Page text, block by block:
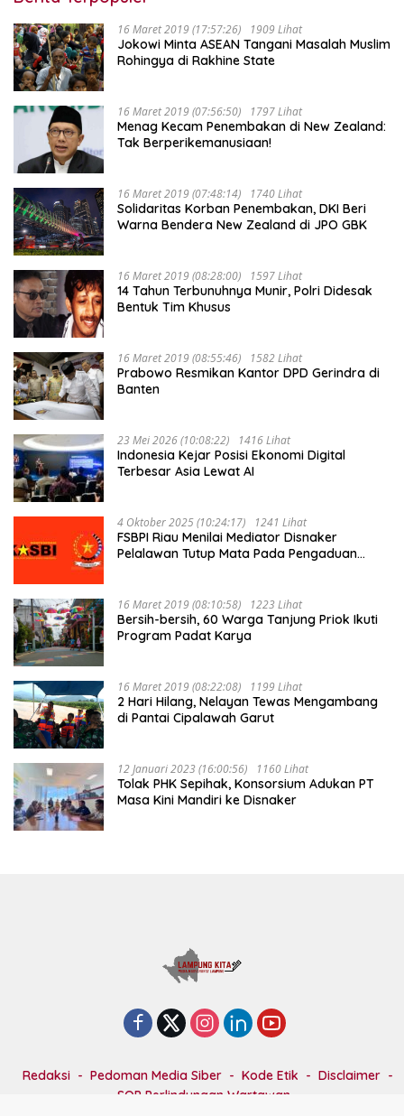
16 Maret 2019 (17:57:26) 1909 Lihat
Jokowi Minta ASEAN Tangani Masalah Muslim
Rohingya di Rakhine State
16 Maret 2019 (07:56:50) 1797 Lihat
Menag Kecam Penembakan di New Zealand:
Tak Berperikemanusiaan!
16 Maret 2019 (07:48:14) 1740 Lihat
Solidaritas Korban Penembakan, DKI Beri
Warna Bendera New Zealand di JPO GBK
16 Maret 2019 (08:28:00) 1597 Lihat
14 Tahun Terbunuhnya Munir, Polri Didesak
Bentuk Tim Khusus
16 Maret 2019 (08:55:46) 1582 Lihat
Prabowo Resmikan Kantor DPD Gerindra di
Banten
23 Mei 2026 (10:08:22) 1416 Lihat
Indonesia Kejar Posisi Ekonomi Digital
Terbesar Asia Lewat AI
4 Oktober 2025 (10:24:17) 1241 Lihat
FSBPI Riau Menilai Mediator Disnaker
Pelalawan Tutup Mata Pada Pengaduan
16 Maret 2019 (08:10:58) 1223 Lihat
Bersih-bersih, 60 Warga Tanjung Priok Ikuti
Program Padat Karya
16 Maret 2019 (08:22:08) 1199 Lihat
2 Hari Hilang, Nelayan Tewas Mengambang
di Pantai Cipalawah Garut
12 Januari 2023 (16:00:56) 1160 Lihat
Tolak PHK Sepihak, Konsorsium Adukan PT
Masa Kini Mandiri ke Disnaker
Redaksi Pedoman Media Siber Kode Etik
Disclaimer
SOP Perlindungan Wartawan